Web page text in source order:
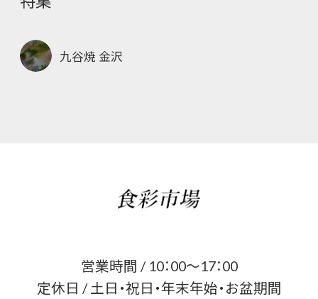
九谷焼 金沢
営業時間 / 10：00～17：00
定休日 / 土日・祝日・年末年始・お盆期間